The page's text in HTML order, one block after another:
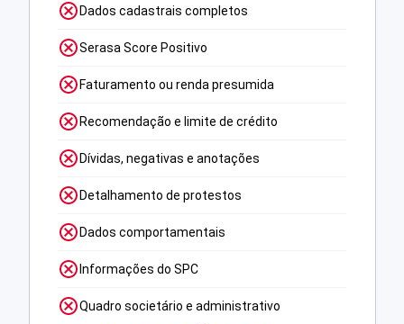
Dados cadastrais completos
Serasa Score Positivo
Faturamento ou renda presumida
Recomendação e limite de crédito
Dívidas, negativas e anotações
Detalhamento de protestos
Dados comportamentais
Informações do SPC
Quadro societário e administrativo